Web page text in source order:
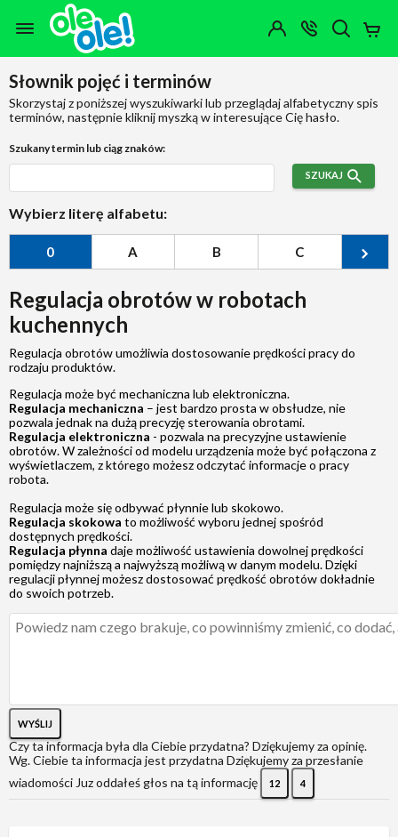
Przejdź do zawartości strony
Przejdź do wyszukiwarki
Przejdź do kategorii
Przejdź do stopki
OTWÓRZ
MENU
Moje
Konto
(0)
Słownik pojęć i terminów
Skorzystaj z poniższej wyszukiwarki lub przeglądaj alfabetyczny spis
terminów, następnie kliknij myszką w interesujące Cię hasło.
Szukany termin lub ciąg znaków:
SZUKAJ
Wybierz literę alfabetu:
0 A B C
Regulacja obrotów w robotach
kuchennych
Regulacja obrotów umożliwia dostosowanie prędkości pracy do
rodzaju produktów.
Regulacja może być mechaniczna lub elektroniczna.
Regulacja mechaniczna – jest bardzo prosta w obsłudze, nie
pozwala jednak na dużą precyzję sterowania obrotami.
Regulacja elektroniczna - pozwala na precyzyjne ustawienie
obrotów. W zależności od modelu urządzenia może być połączona z
wyświetlaczem, z którego możesz odczytać informacje o pracy
robota.
Regulacja może się odbywać płynnie lub skokowo.
Regulacja skokowa to możliwość wyboru jednej spośród
dostępnych prędkości.
Regulacja płynna daje możliwość ustawienia dowolnej prędkości
pomiędzy najniższą a najwyższą możliwą w danym modelu. Dzięki
regulacji płynnej możesz dostosować prędkość obrotów dokładnie
do swoich potrzeb.
WYŚLIJ
Czy ta informacja była dla Ciebie przydatna? Dziękujemy za opinię.
Wg. Ciebie ta informacja jest przydatna Dziękujemy za przesłanie
wiadomości Juz oddałeś głos na tą informację 12 4